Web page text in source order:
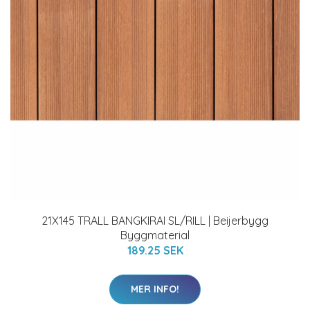
21X145 TRALL BANGKIRAI SL/RILL | Beijerbygg
Byggmaterial
189.25 SEK
MER INFO!